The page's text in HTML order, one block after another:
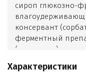
сироп глюкозно-
консервант
ферментный
(инвертаза)
глазурь
Характеристики